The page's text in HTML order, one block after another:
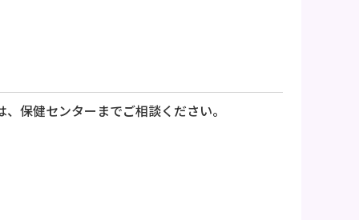
保健センターまでご相談ください。